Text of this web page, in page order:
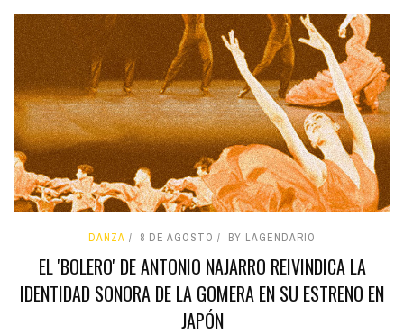
DANZA 8 DE AGOSTO BY LAGENDARIO
EL 'BOLERO' DE ANTONIO NAJARRO REIVINDICA LA
IDENTIDAD SONORA DE LA GOMERA EN SU ESTRENO EN
JAPÓN